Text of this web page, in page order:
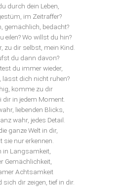
durch dein Leben,
im Zeitraffer?
gemächlich, bedacht?
eilen? Wo willst du hin?
zu dir selbst, mein Kind.
du dann davon?
du immer wieder,
lässt dich nicht ruhen?
komme zu dir
dir in jedem Moment.
liebenden Blicks,
wahr, jedes Detail.
ganze Welt in dir,
nur erkennen.
in Langsamkeit,
Gemächlichkeit,
Achtsamkeit
sich dir zeigen, tief in dir.